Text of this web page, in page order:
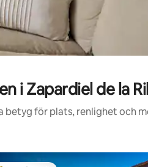
i Zapardiel de la
betyg för plats, renlighet och